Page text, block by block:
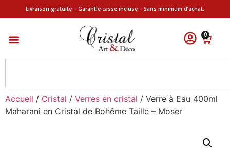
Livraison gratuite – Garantie casse incluse – Sans minimum d’achat.
0
Accueil / Cristal / Verres en cristal / Verre à Eau 400ml
Maharani en Cristal de Bohême Taillé – Moser